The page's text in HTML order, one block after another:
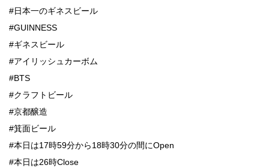
#日本一のギネスビール
#GUINNESS
#ギネスビール
#アイリッシュカーボム
#BTS
#クラフトビール
#京都醸造
#箕面ビール
#本日は17時59分から18時30分の間にOpen
#本日は26時Close